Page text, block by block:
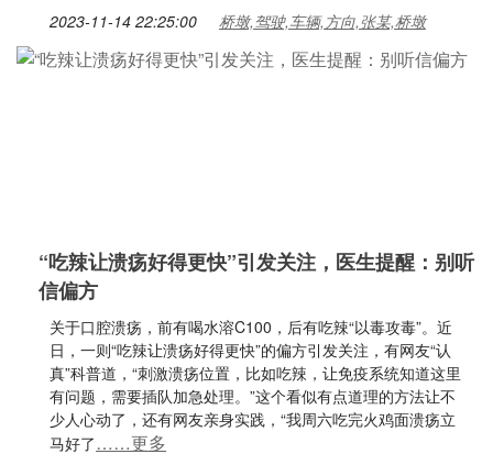
2023-11-14 22:25:00 桥墩,驾驶,车辆,方向,张某,桥墩
“吃辣让溃疡好得更快”引发关注，医生提醒：别听
信偏方
关于口腔溃疡，前有喝水溶C100，后有吃辣“以毒攻毒”。近
日，一则“吃辣让溃疡好得更快”的偏方引发关注，有网友“认
真”科普道，“刺激溃疡位置，比如吃辣，让免疫系统知道这里
有问题，需要插队加急处理。”这个看似有点道理的方法让不
少人心动了，还有网友亲身实践，“我周六吃完火鸡面溃疡立
马好了……更多